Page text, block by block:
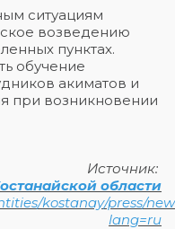
ситуациям
возведению
пунктах.
обучение
акиматов и
при возникновении
Источник:
области
kostanay/press/
lang=ru